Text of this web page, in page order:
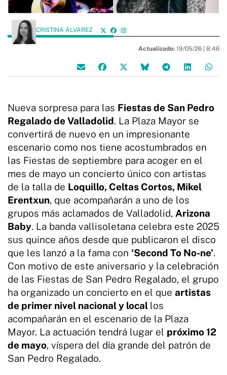
CRISTINA ÁLVAREZ
Actualizado: 19/05/26 | 8:46
Nueva sorpresa para las Fiestas de San Pedro
Regalado de Valladolid. La Plaza Mayor se
convertirá de nuevo en un impresionante
escenario como nos tiene acostumbrados en
las Fiestas de septiembre para acoger en el
mes de mayo un concierto único con artistas
de la talla de Loquillo, Celtas Cortos, Mikel
Erentxun, que acompañarán a uno de los
grupos más aclamados de Valladolid, Arizona
Baby. La banda vallisoletana celebra este 2025
sus quince años desde que publicaron el disco
que les lanzó a la fama con 'Second To No-ne'.
Con motivo de este aniversario y la celebración
de las Fiestas de San Pedro Regalado, el grupo
ha organizado un concierto en el que artistas
de primer nivel nacional y local los
acompañarán en el escenario de la Plaza
Mayor. La actuación tendrá lugar el próximo 12
de mayo, víspera del día grande del patrón de
San Pedro Regalado.